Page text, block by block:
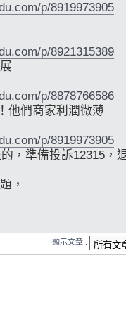
p/8919973905
p/8921315389
p/8878766586
他們商家利潤微薄
p/8919973905
，準備投訴12315，
，
顯示文章 :